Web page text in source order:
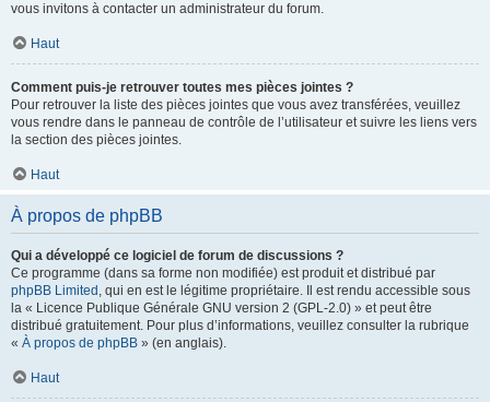
vous invitons à contacter un administrateur du forum.
Haut
Comment puis-je retrouver toutes mes pièces jointes ?
Pour retrouver la liste des pièces jointes que vous avez transférées, veuillez
vous rendre dans le panneau de contrôle de l’utilisateur et suivre les liens vers
la section des pièces jointes.
Haut
À propos de phpBB
Qui a développé ce logiciel de forum de discussions ?
Ce programme (dans sa forme non modifiée) est produit et distribué par
phpBB Limited , qui en est le légitime propriétaire. Il est rendu accessible sous
la « Licence Publique Générale GNU version 2 (GPL-2.0) » et peut être
distribué gratuitement. Pour plus d’informations, veuillez consulter la rubrique
« À propos de phpBB » (en anglais).
Haut